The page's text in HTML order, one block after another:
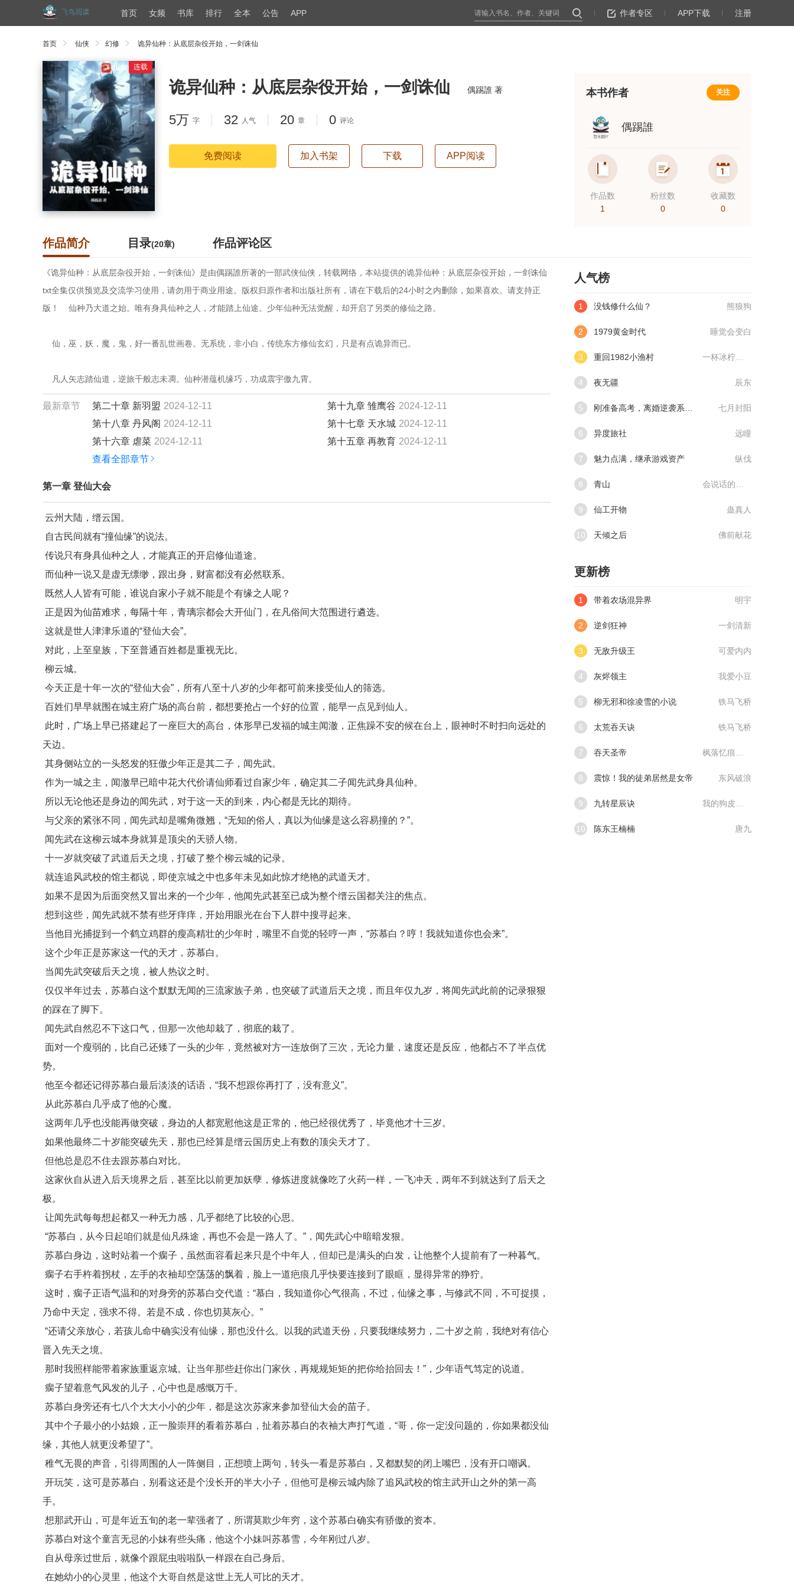
首页 女频 书库 排行 全本 公告 APP 作者专区 APP下载 注册
首页 仙侠 幻修 诡异仙种：从底层杂役开始，一剑诛仙
连载
诡异仙种：从底层杂役开始，一剑诛仙 偶踢誰 著
5万 字 32 人气 20 章 0 评论
免费阅读 加入书架 下载 APP阅读
作品简介 目录(20章) 作品评论区
本书作者 关注
偶踢誰
作品数
1
粉丝数
0
收藏数
0
《诡异仙种：从底层杂役开始，一剑诛仙》是由偶踢誰所著的一部武侠仙侠，转载网络，本站提供的诡异仙种：从底层杂役开始，一剑诛仙
txt全集仅供预览及交流学习使用，请勿用于商业用途。版权归原作者和出版社所有，请在下载后的24小时之内删除，如果喜欢。请支持正
版！    仙种乃大道之始。唯有身具仙种之人，才能踏上仙途。少年仙种无法觉醒，却开启了另类的修仙之路。
仙，巫，妖，魔，鬼，好一番乱世画卷。无系统，非小白，传统东方修仙玄幻，只是有点诡异而已。
凡人矢志踏仙道，逆旅千般志未凋。仙种潜蕴机缘巧，功成震宇傲九霄。
最新章节 第二十章 新羽盟 2024-12-11 第十九章 雏鹰谷 2024-12-11
第十八章 丹风阁 2024-12-11 第十七章 天水城 2024-12-11
第十六章 虐菜 2024-12-11 第十五章 再教育 2024-12-11
查看全部章节
第一章 登仙大会
云州大陆，缙云国。
自古民间就有“撞仙缘”的说法。
传说只有身具仙种之人，才能真正的开启修仙道途。
而仙种一说又是虚无缥缈，跟出身，财富都没有必然联系。
既然人人皆有可能，谁说自家小子就不能是个有缘之人呢？
正是因为仙苗难求，每隔十年，青璃宗都会大开仙门，在凡俗间大范围进行遴选。
这就是世人津津乐道的“登仙大会”。
对此，上至皇族，下至普通百姓都是重视无比。
柳云城。
今天正是十年一次的“登仙大会”，所有八至十八岁的少年都可前来接受仙人的筛选。
百姓们早早就围在城主府广场的高台前，都想要抢占一个好的位置，能早一点见到仙人。
此时，广场上早已搭建起了一座巨大的高台，体形早已发福的城主闻澈，正焦躁不安的候在台上，眼神时不时扫向远处的
天边。
其身侧站立的一头怒发的狂傲少年正是其二子，闻先武。
作为一城之主，闻澈早已暗中花大代价请仙师看过自家少年，确定其二子闻先武身具仙种。
所以无论他还是身边的闻先武，对于这一天的到来，内心都是无比的期待。
与父亲的紧张不同，闻先武却是嘴角微翘，“无知的俗人，真以为仙缘是这么容易撞的？”。
闻先武在这柳云城本身就算是顶尖的天骄人物。
十一岁就突破了武道后天之境，打破了整个柳云城的记录。
就连追风武校的馆主都说，即使京城之中也多年未见如此惊才绝艳的武道天才。
如果不是因为后面突然又冒出来的一个少年，他闻先武甚至已成为整个缙云国都关注的焦点。
想到这些，闻先武就不禁有些牙痒痒，开始用眼光在台下人群中搜寻起来。
当他目光捕捉到一个鹤立鸡群的瘦高精壮的少年时，嘴里不自觉的轻哼一声，“苏慕白？哼！我就知道你也会来”。
这个少年正是苏家这一代的天才，苏慕白。
当闻先武突破后天之境，被人热议之时。
仅仅半年过去，苏慕白这个默默无闻的三流家族子弟，也突破了武道后天之境，而且年仅九岁，将闻先武此前的记录狠狠
的踩在了脚下。
闻先武自然忍不下这口气，但那一次他却栽了，彻底的栽了。
面对一个瘦弱的，比自己还矮了一头的少年，竟然被对方一连放倒了三次，无论力量，速度还是反应，他都占不了半点优
势。
他至今都还记得苏慕白最后淡淡的话语，“我不想跟你再打了，没有意义”。
从此苏慕白几乎成了他的心魔。
这两年几乎也没能再做突破，身边的人都宽慰他这是正常的，他已经很优秀了，毕竟他才十三岁。
如果他最终二十岁能突破先天，那也已经算是缙云国历史上有数的顶尖天才了。
但他总是忍不住去跟苏慕白对比。
这家伙自从进入后天境界之后，甚至比以前更加妖孽，修炼进度就像吃了火药一样，一飞冲天，两年不到就达到了后天之
极。
让闻先武每每想起都又一种无力感，几乎都绝了比较的心思。
“苏慕白，从今日起咱们就是仙凡殊途，再也不会是一路人了。”，闻先武心中暗暗发狠。
苏慕白身边，这时站着一个瘸子，虽然面容看起来只是个中年人，但却已是满头的白发，让他整个人提前有了一种暮气。
瘸子右手杵着拐杖，左手的衣袖却空荡荡的飘着，脸上一道疤痕几乎快要连接到了眼眶，显得异常的狰狞。
这时，瘸子正语气温和的对身旁的苏慕白交代道：“慕白，我知道你心气很高，不过，仙缘之事，与修武不同，不可捉摸，
乃命中天定，强求不得。若是不成，你也切莫灰心。”
“还请父亲放心，若孩儿命中确实没有仙缘，那也没什么。以我的武道天份，只要我继续努力，二十岁之前，我绝对有信心
晋入先天之境。
那时我照样能带着家族重返京城。让当年那些赶你出门家伙，再规规矩矩的把你给抬回去！”，少年语气笃定的说道。
瘸子望着意气风发的儿子，心中也是感慨万千。
苏慕白身旁还有七八个大大小小的少年，都是这次苏家来参加登仙大会的苗子。
其中个子最小的小姑娘，正一脸崇拜的看着苏慕白，扯着苏慕白的衣袖大声打气道，“哥，你一定没问题的，你如果都没仙
缘，其他人就更没希望了”。
稚气无畏的声音，引得周围的人一阵侧目，正想喷上两句，转头一看是苏慕白，又都默契的闭上嘴巴，没有开口嘲讽。
开玩笑，这可是苏慕白，别看这还是个没长开的半大小子，但他可是柳云城内除了追风武校的馆主武开山之外的第一高
手。
想那武开山，可是年近五旬的老一辈强者了，所谓莫欺少年穷，这个苏慕白确实有骄傲的资本。
苏慕白对这个童言无忌的小妹有些头痛，他这个小妹叫苏慕雪，今年刚过八岁。
自从母亲过世后，就像个跟屁虫啦啦队一样跟在自己身后。
在她幼小的心灵里，他这个大哥自然是这世上无人可比的天才。
人气榜
1 没钱修什么仙？ 熊狼狗
2 1979黄金时代 睡觉会变白
3 重回1982小渔村
4 夜无疆 辰东
5 七月封阳
6 异度旅社 远瞳
7 魅力点满，继承游戏资产 纵伐
8 青山
9 仙工开物 蛊真人
10 天倾之后 佛前献花
更新榜
1 带着农场混异界 明宇
2 逆剑狂神 一剑清新
3 无敌升级王 可爱内内
4 灰烬领主 我爱小豆
5 柳无邪和徐凌雪的小说 铁马飞桥
6 太荒吞天诀 铁马飞桥
7 吞天圣帝
8 震惊！我的徒弟居然是女帝 东风破浪
9 九转星辰诀
10 陈东王楠楠 唐九